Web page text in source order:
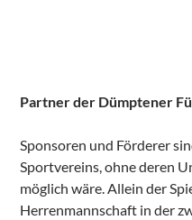
Partner der Dümptener
Sponsoren und Förderer
Sportvereins, ohne deren
möglich wäre. Allein der
Herrenmannschaft in der